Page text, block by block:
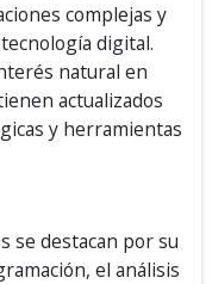
complejas y
digital.
natural en
actualizados
y herramientas
se destacan por su
el análisis